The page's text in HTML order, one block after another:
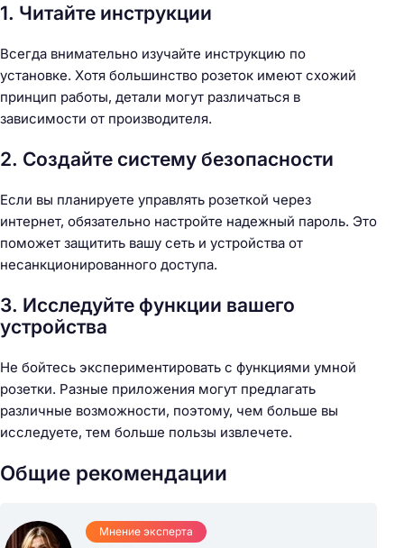
1. Читайте инструкции
Всегда внимательно изучайте инструкцию по
установке. Хотя большинство розеток имеют схожий
принцип работы, детали могут различаться в
зависимости от производителя.
2. Создайте систему безопасности
Если вы планируете управлять розеткой через
интернет, обязательно настройте надежный пароль. Это
поможет защитить вашу сеть и устройства от
несанкционированного доступа.
3. Исследуйте функции вашего
устройства
Не бойтесь экспериментировать с функциями умной
розетки. Разные приложения могут предлагать
различные возможности, поэтому, чем больше вы
исследуете, тем больше пользы извлечете.
Общие рекомендации
Мнение эксперта